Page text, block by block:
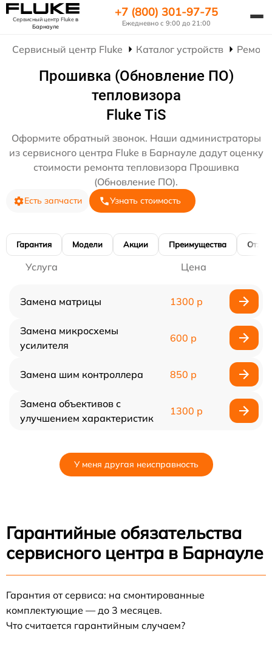
Сервисный центр Flukeв
Барнауле
+7 (800) 301-97-75
Ежедневно с 9:00 до 21:00
Сервисный центр Fluke Каталог устройств
Прошивка (Обновление ПО)
тепловизора
Fluke TiS
Оформите обратный звонок. Наши администраторы
из сервисного центра Fluke в Барнауле дадут оценку
стоимости ремонта тепловизора Прошивка
(Обновление ПО).
Есть запчасти Узнать стоимость
Гарантия Модели Акции Преимущества
Услуга Цена
Замена матрицы 1300 р
Замена микросхемы
усилителя
600 р
Замена шим контроллера 850 р
Замена объективов с
улучшением характеристик
1300 р
У меня другая неисправность
Гарантийные обязательства
сервисного центра в Барнауле
Гарантия от сервиса: на смонтированные
комплектующие — до 3 месяцев.
Что считается гарантийным случаем?